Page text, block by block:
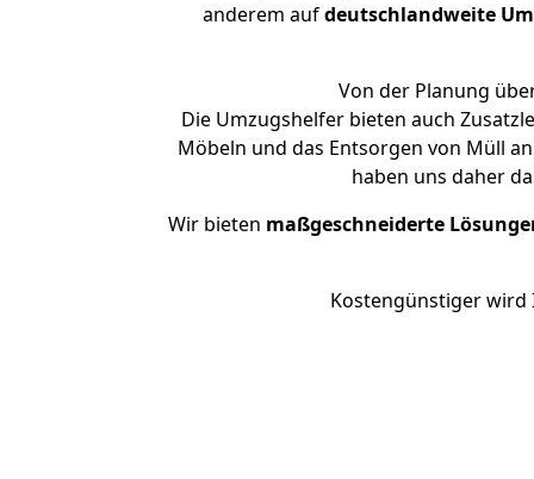
anderem aufdeutschlandweite
Von der Planung
Die Umzugshelfer bieten auch
Möbeln und das Entsorgen von Müll
haben uns daher
Wir bieten maßgeschneiderte
Kostengünstiger wird